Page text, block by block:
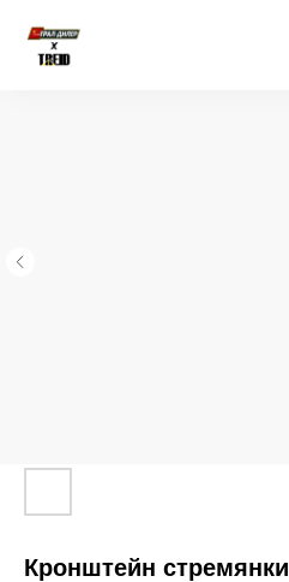
Кронштейн стремянки